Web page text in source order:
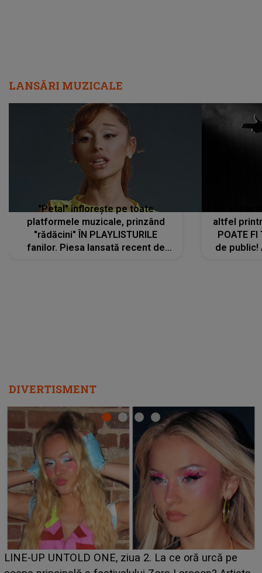
LANSĂRI MUZICALE
"Petal" înflorește pe toate
platformele muzicale, prinzând
"rădăcini" ÎN PLAYLISTURILE
fanilor. Piesa lansată recent de
altfel
POATE FI
de public!
DIVERTISMENT
Ce a dezvăluit noua concurentă din "Casa Iubirii" l-a